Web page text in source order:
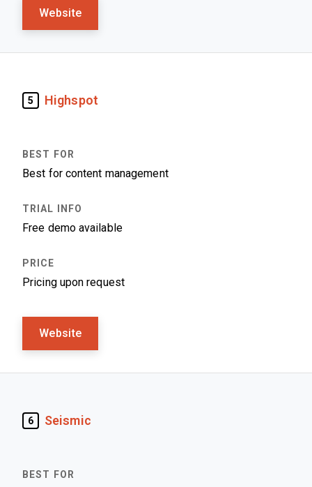
Website
5 Highspot
Best for content management
Free demo available
Pricing upon request
Website
6 Seismic